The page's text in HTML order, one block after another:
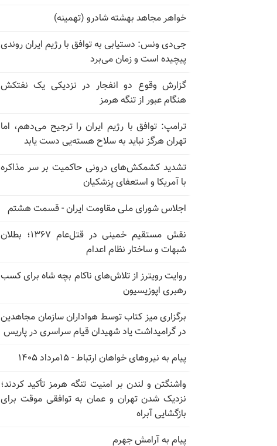
خواهر مجاهد بهشته شادرو (تهمینه)
جی‌دی ونس: دستیابی به توافق با رژیم ایران روندی
پیچیده است و زمان می‌برد
گزارش وقوع دو انفجار در نزدیکی یک نفتکش
هنگام عبور از تنگه هرمز
ترامپ: توافق با رژیم ایران را ترجیح می‌دهم، اما
تهران هرگز نباید به سلاح هسته‌یی دست یابد
تشدید کشمکش‌های درونی حاکمیت بر سر مذاکره
با آمریکا و استعفای پزشکیان
اجلاس شورای ملی مقاومت ایران - قسمت هشتم
نقش مستقیم خمینی در قتل‌عام ۱۳۶۷؛ بطلان
شبهات و ساختار نظام اعدام
روایت رویترز از تلاش‌های ناکام بچه شاه برای کسب
رهبری اپوزیسیون
برگزاری میز کتاب توسط هواداران سازمان مجاهدین
در گرامیداشت یاد شهیدان قیام سراسری در پاریس
پیام به نیروهای خواهان ارتباط - ۱۵مرداد ۱۴۰۵
واشنگتن و لندن بر امنیت تنگه هرمز تأکید کردند؛
نزدیک شدن تهران و عمان به توافقی موقت برای
بازگشایی آبراه
پیام به آرامش جهرم